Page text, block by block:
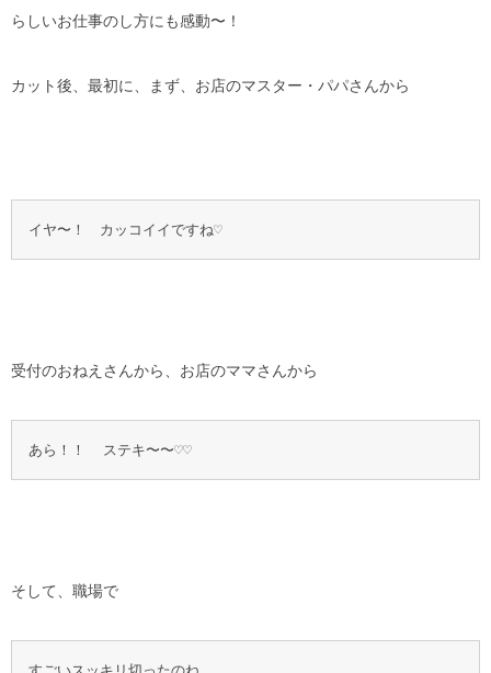
らしいお仕事のし方にも感動〜！
カット後、最初に、まず、お店のマスター・パパさんから
イヤ〜！　カッコイイですね♡
受付のおねえさんから、お店のママさんから
あら！！  ステキ〜〜♡♡
そして、職場で